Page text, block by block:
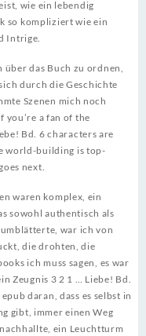
wie ein lebendig
so kompliziert wie ein
Intrige.
über das Buch zu ordnen,
durch die Geschichte
Szenen mich noch
you’re a fan of the
Bd. 6 characters are
world-building is top-
next.
waren komplex, ein
sowohl authentisch als
war ich von
die drohten, die
ich muss sagen, es war
Zeugnis 3 2 1 … Liebe! Bd.
daran, dass es selbst in
gibt, immer einen Weg
ein Leuchtturm